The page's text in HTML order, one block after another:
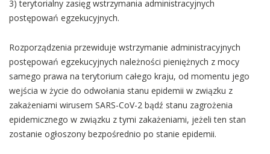
3) terytorialny zasięg wstrzymania administracyjnych
postępowań egzekucyjnych.
Rozporządzenia przewiduje wstrzymanie administracyjnych
postępowań egzekucyjnych należności pieniężnych z mocy
samego prawa na terytorium całego kraju, od momentu jego
wejścia w życie do odwołania stanu epidemii w związku z
zakażeniami wirusem SARS-CoV-2 bądź stanu zagrożenia
epidemicznego w związku z tymi zakażeniami, jeżeli ten stan
zostanie ogłoszony bezpośrednio po stanie epidemii.